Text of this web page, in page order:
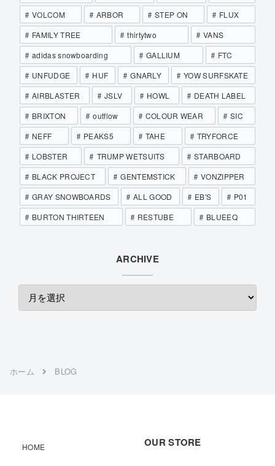
VOLCOM
ARBOR STEP ON
FLUX
FAMILY TREE
thirtytwo
VANS
adidas snowboarding
GALLIUM
FTC
UNFUDGE
HUF GNARLY
YOW SURFSKATE
AIRBLASTER
JSLV HOWL
DEATH LABEL
BRIXTON
outflow COLOUR WEAR
SIC
NEFF
PEAKS5 TAHE
TRYFORCE
LOBSTER
TRUMP WETSUITS
STARBOARD
BLACK PROJECT
GENTEMSTICK
VONZIPPER
GRAY SNOWBOARDS
ALL GOOD EB'S
P01
BURTON THIRTEEN
RESTUBE BLUEEQ
ARCHIVE
ホーム BLOG
HOME OUR STORE